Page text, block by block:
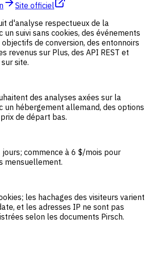
Site officiel
d'analyse respectueux de la
suivi sans cookies, des événements
de conversion, des entonnoirs
revenus sur Plus, des API REST et
site.
des analyses axées sur la
un hébergement allemand, des options
de départ bas.
commence à 6 $/mois pour
mensuellement.
les hachages des visiteurs varient
et les adresses IP ne sont pas
selon les documents Pirsch.